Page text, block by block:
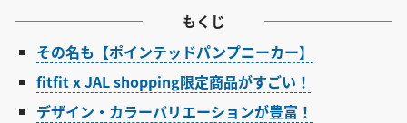
もくじ
その名も【ポインテッドパンプニーカー】
fitfit x JAL shopping限定商品がすごい！
デザイン・カラーバリエーションが豊富！